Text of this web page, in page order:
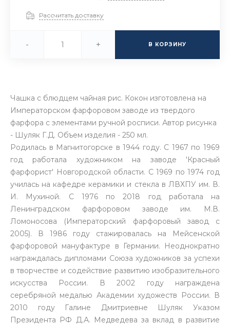
Рассчитать доставку
- + В КОРЗИНУ
Чашка с блюдцем чайная рис. Кокон изготовлена на
Императорском фарфоровом заводе из твердого
фарфора с элементами ручной росписи. Автор рисунка
- Шуляк Г.Д. Объем изделия - 250 мл.
Родилась в Магнитогорске в 1944 году. С 1967 по 1969
год работала художником на заводе 'Красный
фарфорист' Новгородской области. С 1969 по 1974 год
училась на кафедре керамики и стекла в ЛВХПУ им. В.
И. Мухиной. С 1976 по 2018 год работала на
Ленинградском фарфоровом заводе им. М.В.
Ломоносова (Императорский фарфоровый завод с
2005). В 1986 году стажировалась на Мейсенской
фарфоровой мануфактуре в Германии. Неоднократно
награждалась дипломами Союза художников за успехи
в творчестве и содействие развитию изобразительного
искусства России. В 2002 году награждена
серебряной медалью Академии художеств России. В
2010 году Галине Дмитриевне Шуляк Указом
Президента РФ Д.А. Медведева за вклад в развитие